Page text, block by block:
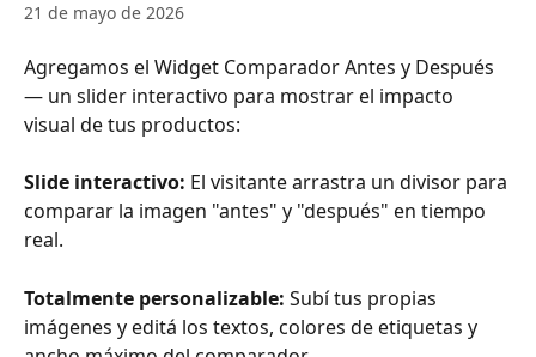
21 de mayo de 2026
Agregamos el Widget Comparador Antes y Después
— un slider interactivo para mostrar el impacto
visual de tus productos:
Slide interactivo: El visitante arrastra un divisor para
comparar la imagen "antes" y "después" en tiempo
real.
Totalmente personalizable: Subí tus propias
imágenes y editá los textos, colores de etiquetas y